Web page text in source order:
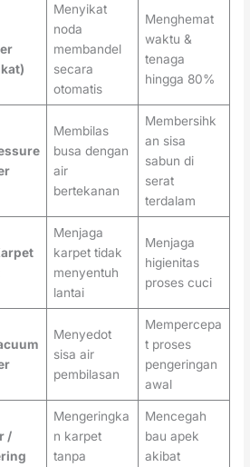
Menyikat
noda
membandel
secara
otomatis
Menghemat
waktu &
tenaga
hingga 80%
Membilas
busa dengan
air
bertekanan
Membersihk
an sisa
sabun di
serat
terdalam
Menjaga
karpet tidak
menyentuh
lantai
Menjaga
higienitas
proses cuci
Menyedot
sisa air
pembilasan
Mempercepa
t proses
pengeringan
awal
/
Mengeringka
n karpet
tanpa
Mencegah
bau apek
akibat